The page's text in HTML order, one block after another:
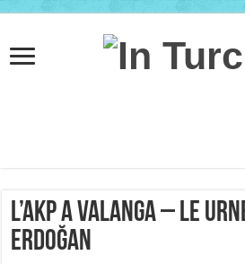
L’AKP a valanga – le
Erdoğan